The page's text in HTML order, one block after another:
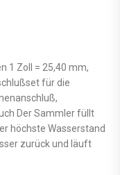
1 Zoll = 25,40 mm,
für die
Der Sammler füllt
höchste Wasserstand
zurück und läuft